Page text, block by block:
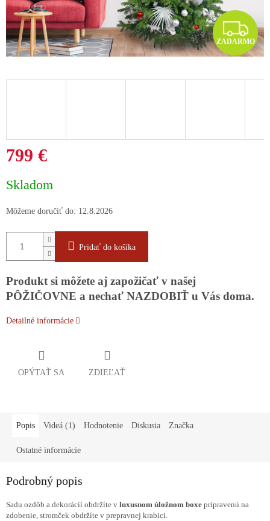
Z
A
D
ZADARMO
799 €
cena:
Skladom
Môžeme doručiť do: 12.8.2026
Pridať do košíka
Produkt si môžete aj zapožičať v našej
PÔŽIČOVNE a nechať NAZDOBIŤ u Vás doma.
Detailné informácie
OPÝTAŤ SA ZDIEĽAŤ
Popis Videá (1) Hodnotenie Diskusia Značka
Ostatné informácie
Podrobný popis
Sadu ozdôb a dekorácií obdržíte v luxusnom úložnom boxe pripravenú na
zdobenie, stromček obdržíte v prepravnej krabici.